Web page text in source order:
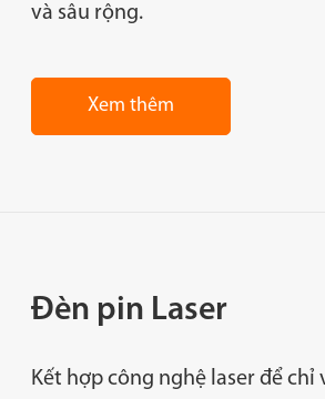
và sâu rộng.
Xem thêm
Đèn pin Laser
Kết hợp công nghệ laser để